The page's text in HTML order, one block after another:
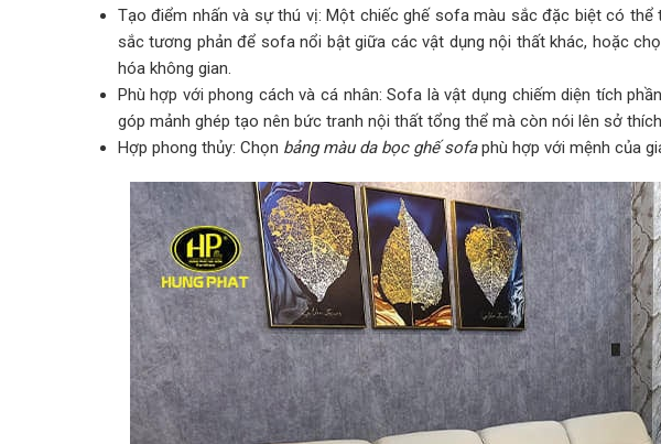
Tạo điểm nhấn và sự thú vị: Một chiếc ghế sofa màu sắc đặc biệt có
sắc tương phản để sofa nổi bật giữa các vật dụng nội thất khác, hoặc
hóa không gian.
Phù hợp với phong cách và cá nhân: Sofa là vật dụng chiếm diện tích
góp mảnh ghép tạo nên bức tranh nội thất tổng thể mà còn nói lên sở
Hợp phong thủy: Chọn bảng màu da bọc ghế sofaphù hợp với mệnh của